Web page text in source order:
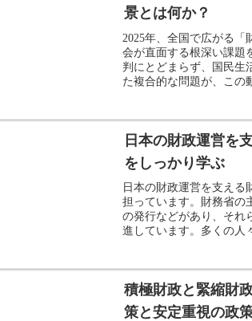
景とは何か？
2025年、全国で広がる
会が直面する根深い課題
判にとどまらず、国民生
た複合的な問題が、この
日本の財政運営を
をしっかり学ぶ
日本の財政運営を支える
担っています。財務省の
の発行などがあり、それ
進しています。多くの人
積極財政と緊縮財
策と安定重視の政